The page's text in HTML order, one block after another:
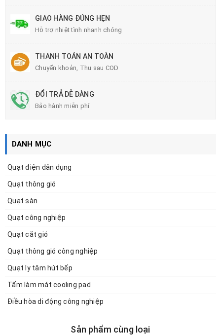
GIAO HÀNG ĐÚNG HẸN
Hỗ trợ nhiệt tình nhanh chóng
THANH TOÁN AN TOÀN
Chuyển khoản, Thu sau COD
ĐỔI TRẢ DỄ DÀNG
Bảo hành miễn phí
DANH MỤC
Quạt điện dân dụng
Quạt thông gió
Quạt sàn
Quạt công nghiệp
Quạt cắt gió
Quạt thông gió công nghiệp
Quạt ly tâm hút bếp
Tấm làm mát cooling pad
Điều hòa di động công nghiệp
Sản phẩm cùng loại